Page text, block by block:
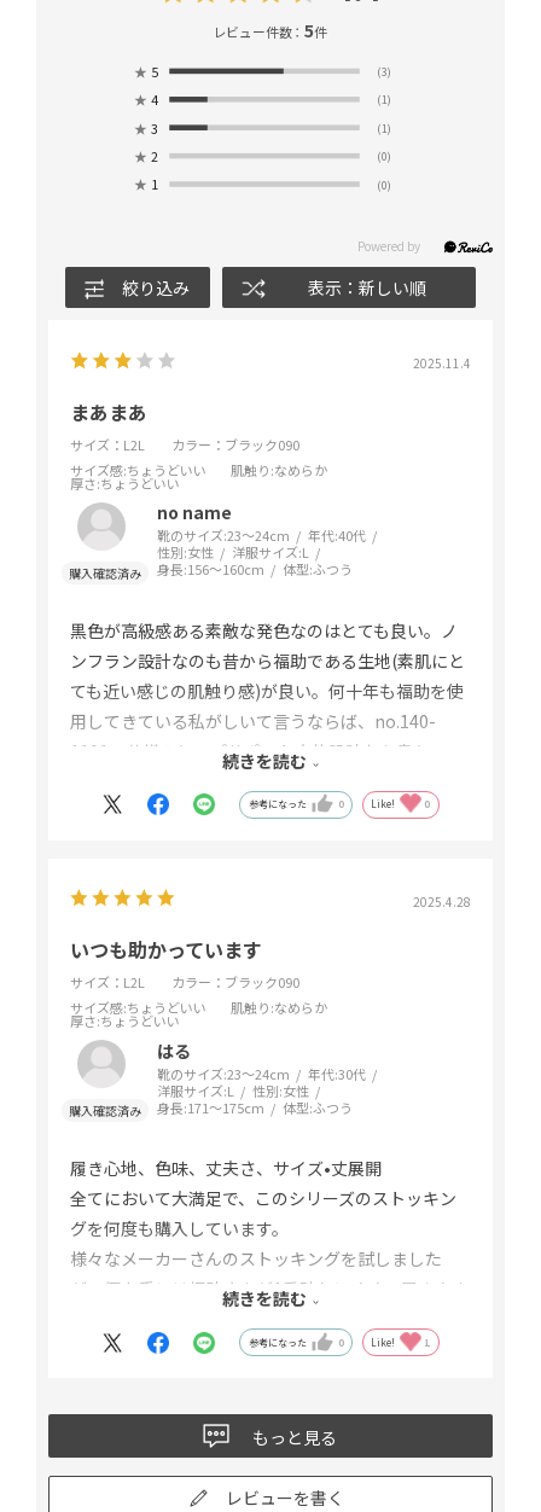
レビュー件数：5件
★ 5 (3)
★ 4 (1)
★ 3 (1)
★ 2 (0)
★ 1 (0)
絞り込み 表示：新しい順
2025.11.4
まあまあ
サイズ：L2L
カラー：ブラック090
サイズ感:ちょうどいい 肌触り:なめらか
厚さ:ちょうどいい
no name
靴のサイズ:23～24cm 年代:40代
性別:女性 洋服サイズ:L
身長:156～160cm 体型:ふつう
黒色が高級感ある素敵な発色なのはとても良い。ノ
ンフラン設計なのも昔から福助である生地(素肌にと
ても近い感じの肌触り感)が良い。何十年も福助を使
用してきている私がしいて言うならば、no.140-
1101で仕様のヒップサポート立体設計なら良かっ
が弱い気がする。また、3段階着圧(せめて足首だけ
続きを読む
参考になった 0 Like! 0
2025.4.28
いつも助かっています
サイズ：L2L
カラー：ブラック090
サイズ感:ちょうどいい 肌触り:なめらか
厚さ:ちょうどいい
はる
靴のサイズ:23～24cm 年代:30代
洋服サイズ:L 性別:女性
身長:171～175cm 体型:ふつう
履き心地、色味、丈夫さ、サイズ•丈展開
全てにおいて大満足で、このシリーズのストッキン
グを何度も購入しています。
様々なメーカーさんのストッキングを試しました
が、個人手には福助さんが1番破れにくく、履きやす
弔事用に黒を初めて購入しましたが、程よいシアー
続きを読む
参考になった 0 Like! 1
もっと見る
レビューを書く